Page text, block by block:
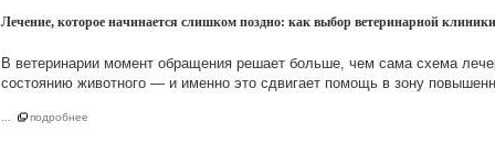
Лечение, которое начинается слишком поздно: как выбор ветеринарной клиники
В ветеринарии момент обращения решает больше, чем сама схема
состоянию животного — и именно это сдвигает помощь в зону
подробнее